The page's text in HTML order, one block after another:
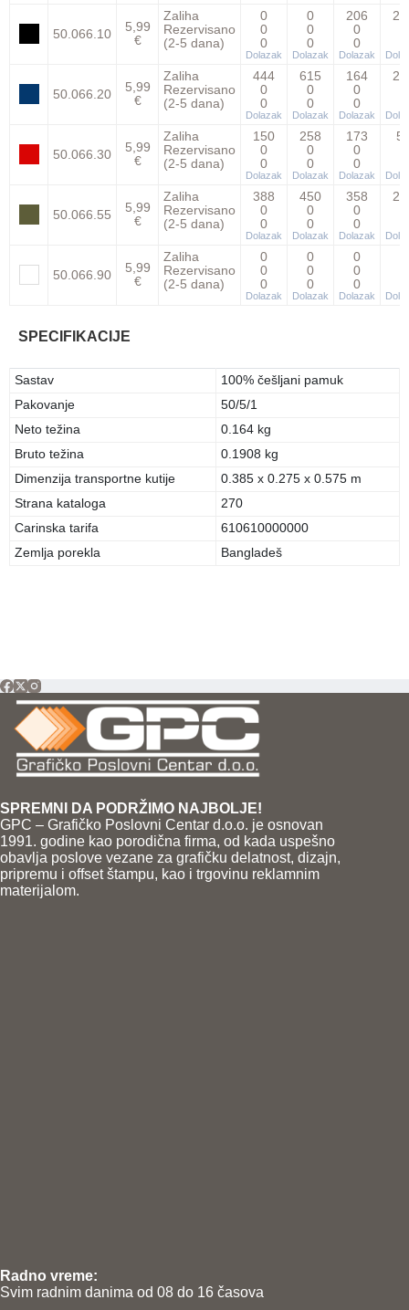
50.066.10
5,99
€
Zaliha
Rezervisano
(2-5 dana)
0
0
0
Dolazak
0
0
0
Dolazak
206
0
0
Dolazak
50.066.20
5,99
€
Zaliha
Rezervisano
(2-5 dana)
444
0
0
Dolazak
615
0
0
Dolazak
164
0
0
Dolazak
50.066.30
5,99
€
Zaliha
Rezervisano
(2-5 dana)
150
0
0
Dolazak
258
0
0
Dolazak
173
0
0
Dolazak
50.066.55
5,99
€
Zaliha
Rezervisano
(2-5 dana)
388
0
0
Dolazak
450
0
0
Dolazak
358
0
0
Dolazak
50.066.90
5,99
€
Zaliha
Rezervisano
(2-5 dana)
0
0
0
Dolazak
0
0
0
Dolazak
0
0
0
Dolazak
SPECIFIKACIJE
Sastav
100% češljani pamuk
Pakovanje
50/5/1
Neto težina
0.164 kg
Bruto težina
0.1908 kg
Dimenzija transportne kutije
0.385 x 0.275 x 0.575 m
Strana kataloga
270
Carinska tarifa
610610000000
Zemlja porekla
Bangladeš
SPREMNI DA PODRŽIMO NAJBOLJE!
GPC – Grafičko Poslovni Centar d.o.o. je osnovan
1991. godine kao porodična firma, od kada uspešno
obavlja poslove vezane za grafičku delatnost, dizajn,
pripremu i offset štampu, kao i trgovinu reklamnim
materijalom.
Radno vreme:
Svim radnim danima od 08 do 16 časova